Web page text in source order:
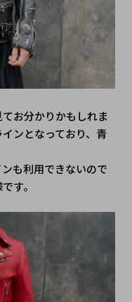
お分かりかもしれま
ンとなっており、青
も利用できないので
す。